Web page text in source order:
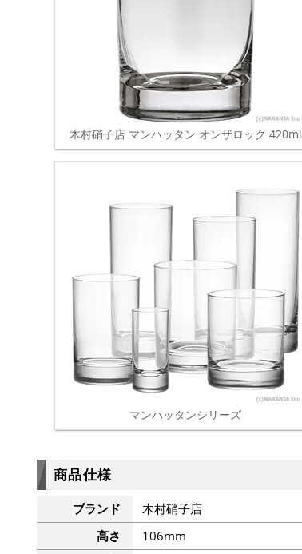
木村硝子店 マンハッタン オンザロック 420ml
マンハッタンシリーズ
商品仕様
ブランド
木村硝子店
高さ
106mm